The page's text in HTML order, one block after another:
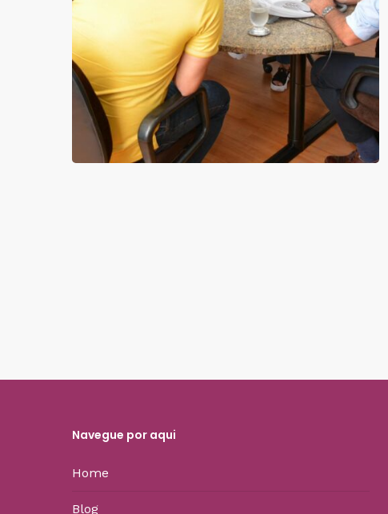
Navegue por aqui
Home
Blog